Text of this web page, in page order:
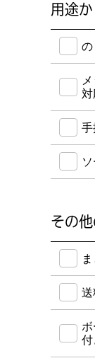
用途
のし紙
対
その
送料込
送
付